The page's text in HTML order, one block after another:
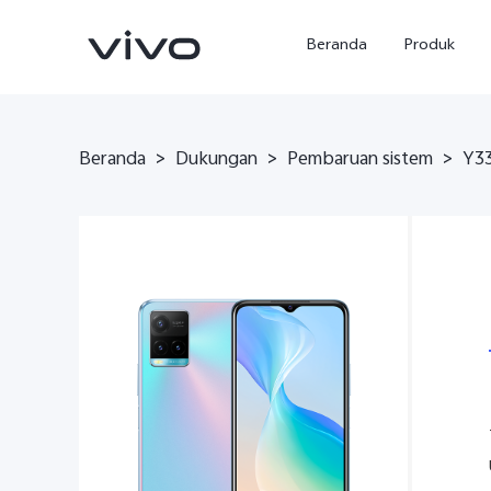
Beranda Produk
Y500 baru X300 Ultra
Beranda > Dukungan > Pembaruan sistem >